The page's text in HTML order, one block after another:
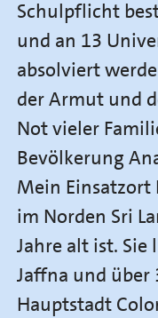
Schulpflicht
und an 13
absolviert
der Armut und
Not vieler
Bevölkerung
Mein
im Norden Sri
Jahre alt ist.
Jaffna und über
Hauptstadt